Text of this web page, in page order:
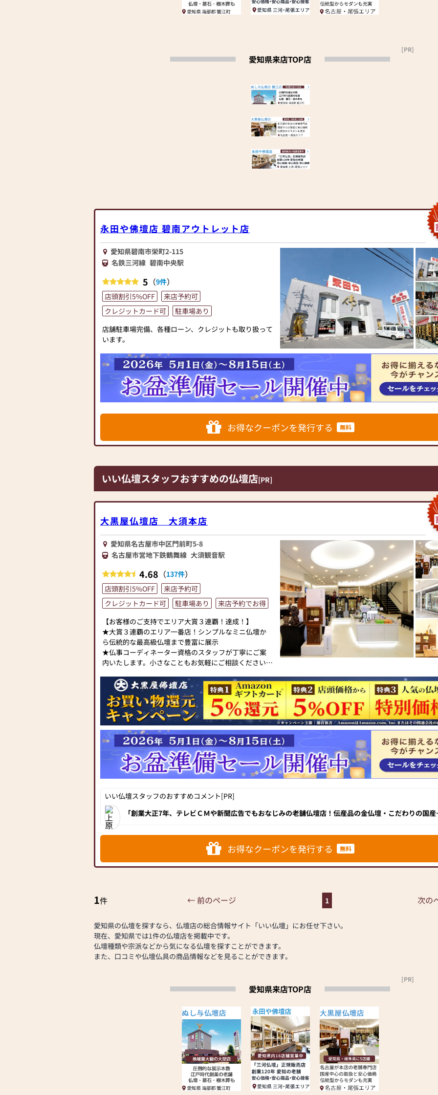
愛知県来店TOP店
[PR]
永田や佛壇店 碧南アウトレット店
愛知県碧南市栄町2-115
名鉄三河線 碧南中央駅
5 （9件）
店頭割引5%OFF
来店予約可
クレジットカード可
駐車場あり
店舗駐車場完備、各種ローン、クレジットも取り扱って
います。
お得なクーポンを発行する 無料
いい仏壇スタッフおすすめの仏壇店[PR]
大黒屋仏壇店 大須本店
愛知県名古屋市中区門前町5-8
名古屋市営地下鉄鶴舞線 大須観音駅
4.68 （137件）
店頭割引5%OFF
来店予約可
クレジットカード可
駐車場あり
来店予約でお得
【お客様のご支持でエリア大賞３連覇！達成！】
★大賞３連覇のエリア一番店！シンプルなミニ仏壇か
ら伝統的な最高級仏壇まで豊富に展示
★仏事コーディネーター資格のスタッフが丁寧にご案
内いたします。小さなこともお気軽にご相談ください。
愛知県岐阜県下に5店舗を展開する新聞広告でもおなじ
みの大型店です。
伝統的な金仏壇や黒檀仏壇から、現代的な雰囲気の家
具調仏壇(モダン仏壇)まで多種多彩な商品ラインナップ
を誇り、お客様のご供養の想いに合ったお仏壇探しを知
識豊富なスタッフが丁寧にお手伝いさせていただきま
す。
お客様からのご支持のお陰様で年間仏壇成約数が約
1300本を誇っています。
・安心してお仏壇選びをしていただけますように展示
のお仏壇すべてに品質と生産地の表示を行っています。
※国産品を中心とした安心良質なお仏壇だけを取り
扱っており、国産品比率にも圧倒的な自信があります。
・製造職人から大型店ならではの大口特価で提供を受
けているためお客様にお値打ちにお届けできます。
・弊社が企画したお仏壇が中小企業庁長官賞受賞を受
賞するなど、オンリーワンの自社製品も企画製造してい
・仏事のプロ「仏事コーディネーター資格」を持った
◆キャッシュレス化に対応 さらにお得！ポイントも
たまる◆
各種クレジットカードでお支払いいただけます。また
◆弊社代表の社外役務◆
業界や地域社会への貢献や奉仕活動にも積極的に取り
・名古屋仏壇商工協同組合副理事長
・仏壇公正取引協議会専務理事
・学校法人名古屋龍谷学園(西別院幼稚園)評議員
・真宗大谷派名古屋教区門徒会会員 ／ 教区教化センタ
ー真宗の仏事 研究・学習班メンバー
・全日本宗教用具協同組合員
いい仏壇スタッフのおすすめコメント[PR]
「創業大正7年、テレビＣＭや新聞広告でもおなじみの老舗仏壇店！伝産品の金仏壇・こだわりの国産
お得なクーポンを発行する 無料
1件 ← 前のページ 1 次の
愛知県の仏壇を探すなら、仏壇店の総合情報サイト「いい仏壇」にお任せ下さい。
現在、愛知県では1件の仏壇店を掲載中です。
仏壇種類や宗派などから気になる仏壇を探すことができます。
また、口コミや仏壇仏具の商品情報などを見ることができます。
愛知県来店TOP店
[PR]